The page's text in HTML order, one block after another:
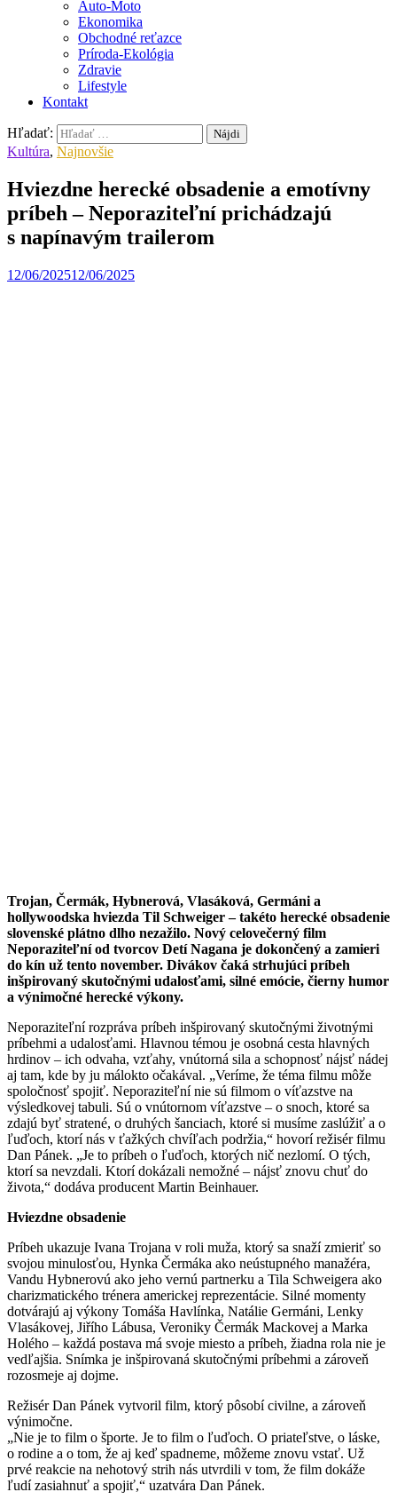
Auto-Moto
Ekonomika
Obchodné reťazce
Príroda-Ekológia
Zdravie
Lifestyle
Kontakt
Hľadať:
Kultúra, Najnovšie
Hviezdne herecké obsadenie a emotívny
príbeh – Neporaziteľní prichádzajú
s napínavým trailerom
12/06/202512/06/2025
Trojan, Čermák, Hybnerová, Vlasáková, Germáni a
hollywoodska hviezda Til Schweiger – takéto herecké obsadenie
slovenské plátno dlho nezažilo. Nový celovečerný film
Neporaziteľní od tvorcov Detí Nagana je dokončený a zamieri
do kín už tento november. Divákov čaká strhujúci príbeh
inšpirovaný skutočnými udalosťami, silné emócie, čierny humor
a výnimočné herecké výkony.
Neporaziteľní rozpráva príbeh inšpirovaný skutočnými životnými
príbehmi a udalosťami. Hlavnou témou je osobná cesta hlavných
hrdinov – ich odvaha, vzťahy, vnútorná sila a schopnosť nájsť nádej
aj tam, kde by ju málokto očakával. „Veríme, že téma filmu môže
spoločnosť spojiť. Neporaziteľní nie sú filmom o víťazstve na
výsledkovej tabuli. Sú o vnútornom víťazstve – o snoch, ktoré sa
zdajú byť stratené, o druhých šanciach, ktoré si musíme zaslúžiť a o
ľuďoch, ktorí nás v ťažkých chvíľach podržia,“ hovorí režisér filmu
Dan Pánek. „Je to príbeh o ľuďoch, ktorých nič nezlomí. O tých,
ktorí sa nevzdali. Ktorí dokázali nemožné – nájsť znovu chuť do
života,“ dodáva producent Martin Beinhauer.
Hviezdne obsadenie
Príbeh ukazuje Ivana Trojana v roli muža, ktorý sa snaží zmieriť so
svojou minulosťou, Hynka Čermáka ako neústupného manažéra,
Vandu Hybnerovú ako jeho vernú partnerku a Tila Schweigera ako
charizmatického trénera americkej reprezentácie. Silné momenty
dotvárajú aj výkony Tomáša Havlínka, Natálie Germáni, Lenky
Vlasákovej, Jiřího Lábusa, Veroniky Čermák Mackovej a Marka
Holého – každá postava má svoje miesto a príbeh, žiadna rola nie je
vedľajšia. Snímka je inšpirovaná skutočnými príbehmi a zároveň
rozosmeje aj dojme.
Režisér Dan Pánek vytvoril film, ktorý pôsobí civilne, a zároveň
výnimočne.
„Nie je to film o športe. Je to film o ľuďoch. O priateľstve, o láske,
o rodine a o tom, že aj keď spadneme, môžeme znovu vstať. Už
prvé reakcie na nehotový strih nás utvrdili v tom, že film dokáže
ľudí zasiahnuť a spojiť,“ uzatvára Dan Pánek.